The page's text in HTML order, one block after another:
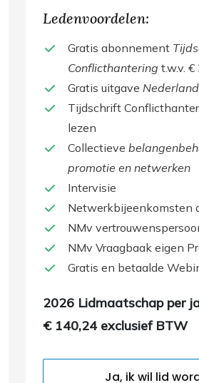
Ledenvoordelen:
Gratis abonnement
Conflicthantering t.w.v.
Gratis uitgave
Tijdschrift
lezen
Collectieve
promotie en netwerken
Intervisie
Netwerkbijeenkomsten
NMv
NMv Vraagbaak eigen
Gratis en betaalde
2026 Lidmaatschap per
€ 140,24 exclusief BTW
Ja, ik wil lid